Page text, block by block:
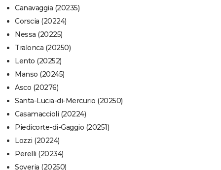
Canavaggia (20235)
Corscia (20224)
Nessa (20225)
Tralonca (20250)
Lento (20252)
Manso (20245)
Asco (20276)
Santa-Lucia-di-Mercurio (20250)
Casamaccioli (20224)
Piedicorte-di-Gaggio (20251)
Lozzi (20224)
Perelli (20234)
Soveria (20250)